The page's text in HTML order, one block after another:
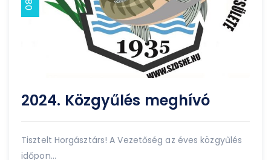
2024. Közgyűlés meghívó
Tisztelt Horgásztárs! A Vezetőség az éves közgyűlés
időpon...